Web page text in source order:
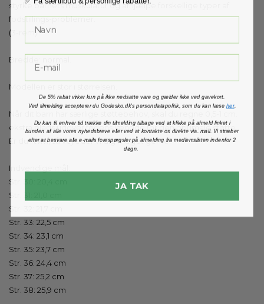
styrke barnets muskulatur og afhjælpe forskellige typer af
fodstillings-problemer.
(3-rem)
Bredde: normal.
Modellen er stor i størrelsen.
Når dit barn har særlige støttebehov, skal du regne 0,5-1 cm.
ekstra plads udover fodens længde for den optimale støtte.
Er du i tvivl, så vejleder vi dig meget gerne!
Indvendige mål:
Str. 30: 20,4 cm
Str. 31: 21,0 cm
Str. 32: 21,7 cm
Str. 33: 22,5 cm
Str. 34: 23,1 cm
Str. 35: 23,7 cm
Str. 36: 24,4 cm
Str. 37: 25,2 cm
Str. 38: 25,9 cm
De 5% rabat virker kun på ikke nedsatte vare og gælder ikke ved gavekort.
Ved tilmelding accepterer du Godesko.dk's persondatapolitik, som du kan læse her.
Du kan til enhver tid trække din tilmelding tilbage ved at klikke på afmeld linket i
bunden af alle vores nyhedsbreve eller ved at kontakte os direkte via. mail. Vi stræber
efter at besvare alle e-mails forespørgsler på afmelding fra medlemslisten indenfor 2
døgn.
JA TAK